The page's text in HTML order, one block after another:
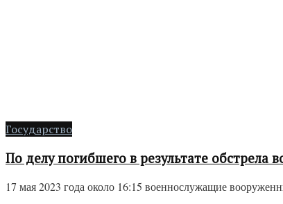
Государство
По делу погибшего в результате
17 мая 2023 года около 16:15 военнослужащие